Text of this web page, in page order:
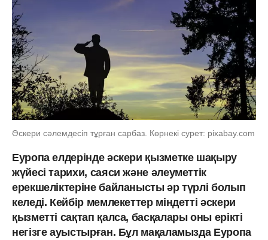
Әскери сәлемдесіп тұрған сарбаз. Көрнекі сурет: pixabay.com
Еуропа елдерінде әскери қызметке шақыру
жүйесі тарихи, саяси және әлеуметтік
ерекшеліктеріне байланысты әр түрлі болып
келеді. Кейбір мемлекеттер міндетті әскери
қызметті сақтап қалса, басқалары оны ерікті
негізге ауыстырған. Бұл мақаламызда Еуропа